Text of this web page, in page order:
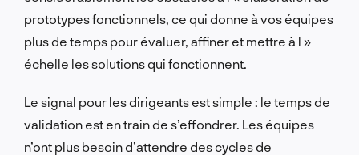
prototypes fonctionnels, ce qui donne à vos équipes
plus de temps pour évaluer, affiner et mettre à l »
échelle les solutions qui fonctionnent.
Le signal pour les dirigeants est simple : le temps de
validation est en train de s’effondrer. Les équipes
n’ont plus besoin d’attendre des cycles de